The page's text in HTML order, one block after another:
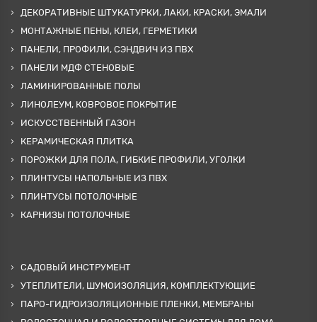
ДЕКОРАТИВНЫЕ ШТУКАТУРКИ, ЛАКИ, КРАСКИ, ЭМАЛИ
МОНТАЖНЫЕ ПЕНЫ, КЛЕИ, ГЕРМЕТИКИ
ПАНЕЛИ, ПРОФИЛИ, СЭНДВИЧ ИЗ ПВХ
ПАНЕЛИ МДФ СТЕНОВЫЕ
ЛАМИНИРОВАННЫЕ ПОЛЫ
ЛИНОЛЕУМ, КОВРОВОЕ ПОКРЫТИЕ
ИСКУССТВЕННЫЙ ГАЗОН
КЕРАМИЧЕСКАЯ ПЛИТКА
ПОРОЖКИ ДЛЯ ПОЛА, ГИБКИЕ ПРОФИЛИ, УГОЛКИ
ПЛИНТУСЫ НАПОЛЬНЫЕ ИЗ ПВХ
ПЛИНТУСЫ ПОТОЛОЧНЫЕ
КАРНИЗЫ ПОТОЛОЧНЫЕ
САДОВЫЙ ИНСТРУМЕНТ
УТЕПЛИТЕЛИ, ШУМОИЗОЛЯЦИЯ, КОМПЛЕКТУЮЩИЕ
ПАРО-ГИДРОИЗОЛЯЦИОННЫЕ ПЛЕНКИ, МЕМБРАНЫ